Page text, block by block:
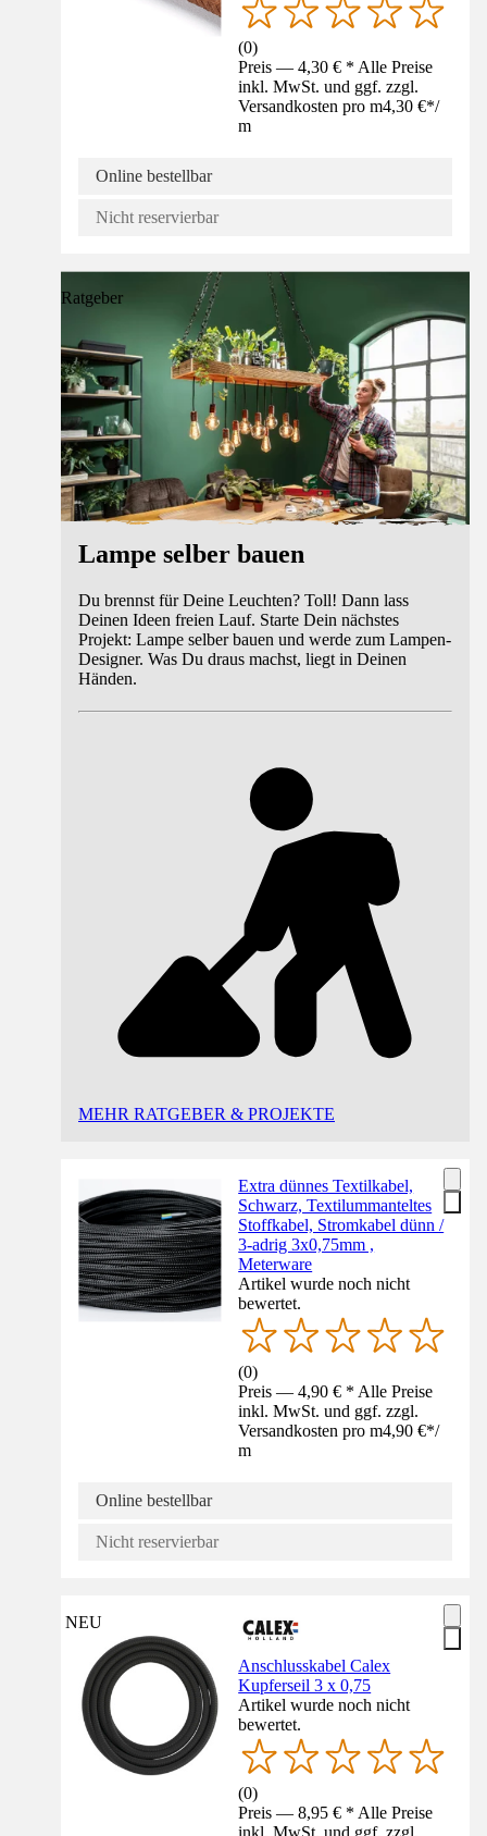
(0)
Preis — 4,30 € * Alle Preise
inkl. MwSt. und ggf. zzgl.
Versandkosten pro m4,30 €*/
m
Online bestellbar
Nicht reservierbar
Ratgeber
Lampe selber bauen
Du brennst für Deine Leuchten? Toll! Dann lass
Deinen Ideen freien Lauf. Starte Dein nächstes
Projekt: Lampe selber bauen und werde zum Lampen-
Designer. Was Du draus machst, liegt in Deinen
Händen.
MEHR RATGEBER & PROJEKTE
Extra dünnes Textilkabel,
Schwarz, Textilummanteltes
Stoffkabel, Stromkabel dünn /
3-adrig 3x0,75mm ,
Meterware
Artikel wurde noch nicht
bewertet.
(0)
Preis — 4,90 € * Alle Preise
inkl. MwSt. und ggf. zzgl.
Versandkosten pro m4,90 €*/
m
Online bestellbar
Nicht reservierbar
NEU
Anschlusskabel Calex
Kupferseil 3 x 0,75
Artikel wurde noch nicht
bewertet.
(0)
Preis — 8,95 € * Alle Preise
inkl. MwSt. und ggf. zzgl.